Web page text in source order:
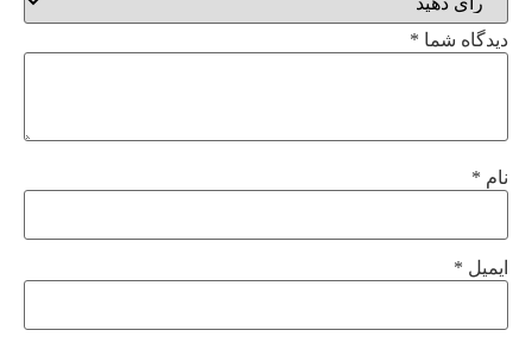
دیدگاه شما *
نام *
ایمیل *